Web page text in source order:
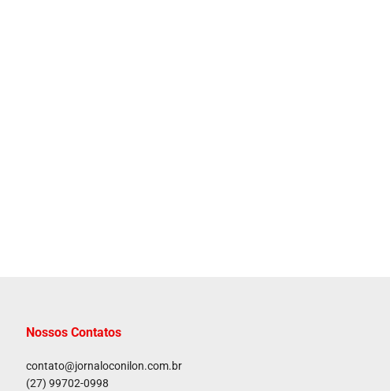
Nossos Contatos
contato@jornaloconilon.com.br
(27) 99702-0998